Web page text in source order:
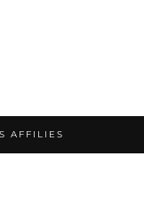
AFFILIES